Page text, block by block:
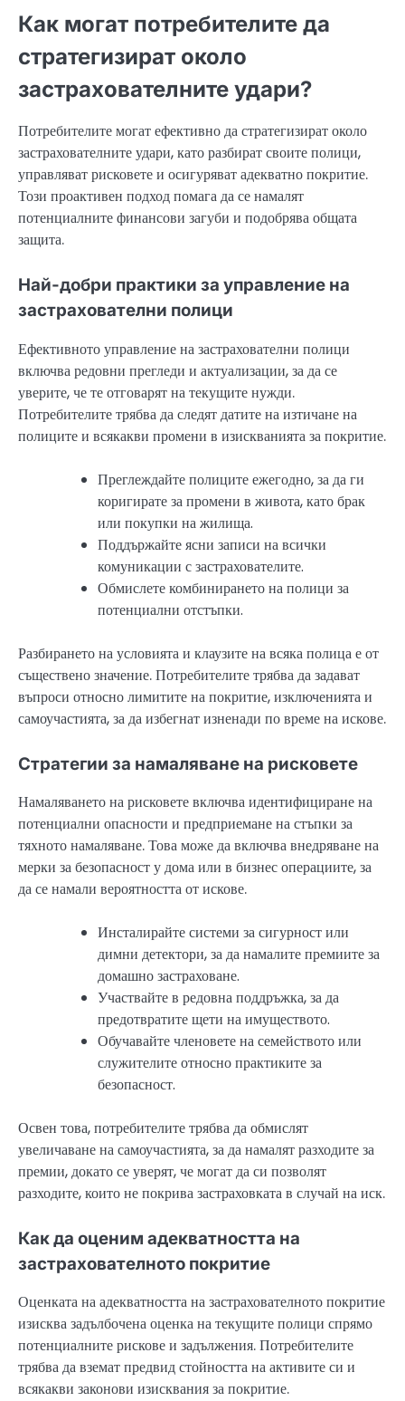
Как могат потребителите да
стратегизират около
застрахователните удари?
Потребителите могат ефективно да стратегизират около
застрахователните удари, като разбират своите полици,
управляват рисковете и осигуряват адекватно покритие.
Този проактивен подход помага да се намалят
потенциалните финансови загуби и подобрява общата
защита.
Най-добри практики за управление на
застрахователни полици
Ефективното управление на застрахователни полици
включва редовни прегледи и актуализации, за да се
уверите, че те отговарят на текущите нужди.
Потребителите трябва да следят датите на изтичане на
полиците и всякакви промени в изискванията за покритие.
Преглеждайте полиците ежегодно, за да ги
коригирате за промени в живота, като брак
или покупки на жилища.
Поддържайте ясни записи на всички
комуникации с застрахователите.
Обмислете комбинирането на полици за
потенциални отстъпки.
Разбирането на условията и клаузите на всяка полица е от
съществено значение. Потребителите трябва да задават
въпроси относно лимитите на покритие, изключенията и
самоучастията, за да избегнат изненади по време на искове.
Стратегии за намаляване на рисковете
Намаляването на рисковете включва идентифициране на
потенциални опасности и предприемане на стъпки за
тяхното намаляване. Това може да включва внедряване на
мерки за безопасност у дома или в бизнес операциите, за
да се намали вероятността от искове.
Инсталирайте системи за сигурност или
димни детектори, за да намалите премиите за
домашно застраховане.
Участвайте в редовна поддръжка, за да
предотвратите щети на имуществото.
Обучавайте членовете на семейството или
служителите относно практиките за
безопасност.
Освен това, потребителите трябва да обмислят
увеличаване на самоучастията, за да намалят разходите за
премии, докато се уверят, че могат да си позволят
разходите, които не покрива застраховката в случай на иск.
Как да оценим адекватността на
застрахователното покритие
Оценката на адекватността на застрахователното покритие
изисква задълбочена оценка на текущите полици спрямо
потенциалните рискове и задължения. Потребителите
трябва да вземат предвид стойността на активите си и
всякакви законови изисквания за покритие.